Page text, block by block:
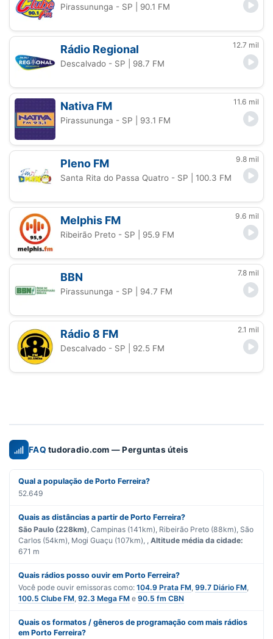
Pirassununga - SP | 90.1 FM
Rádio Regional 12.7 mil
Descalvado - SP | 98.7 FM
Nativa FM 11.6 mil
Pirassununga - SP | 93.1 FM
Pleno FM 9.8 mil
Santa Rita do Passa Quatro - SP | 100.3 FM
Melphis FM 9.6 mil
Ribeirão Preto - SP | 95.9 FM
BBN 7.8 mil
Pirassununga - SP | 94.7 FM
Rádio 8 FM 2.1 mil
Descalvado - SP | 92.5 FM
FAQ tudoradio.com — Perguntas úteis
Qual a população de Porto Ferreira?
52.649
Quais as distâncias a partir de Porto Ferreira?
São Paulo (228km), Campinas (141km), Ribeirão Preto (88km), São
Carlos (54km), Mogi Guaçu (107km), , Altitude média da cidade:
671 m
Quais rádios posso ouvir em Porto Ferreira?
Você pode ouvir emissoras como: 104.9 Prata FM, 99.7 Diário FM,
100.5 Clube FM, 92.3 Mega FM e 90.5 fm CBN
Quais os formatos / gêneros de programação com mais rádios
em Porto Ferreira?